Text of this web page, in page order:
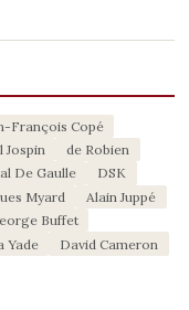
François Copé
Jospin
de Robien
De Gaulle
DSK
Myard
Alain Juppé
Buffet
Yade
David Cameron